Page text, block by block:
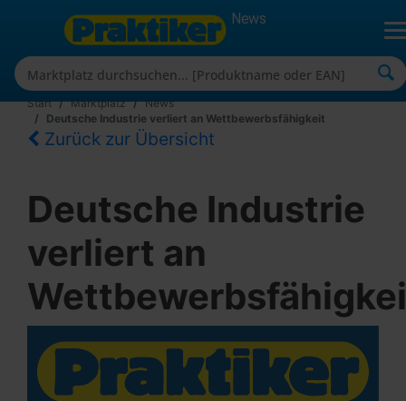
News
Start Marktplatz
News
Deutsche Industrie verliert an Wettbewerbsfähigkeit
Zurück zur Übersicht
Deutsche Industrie
verliert an